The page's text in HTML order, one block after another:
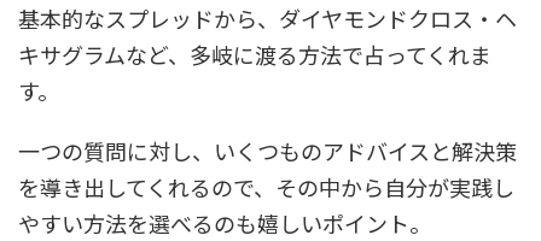
基本的なスプレッドから、ダイヤモンドクロス・ヘ
キサグラムなど、多岐に渡る方法で占ってくれま
す。
一つの質問に対し、いくつものアドバイスと解決策
を導き出してくれるので、その中から自分が実践し
やすい方法を選べるのも嬉しいポイント。